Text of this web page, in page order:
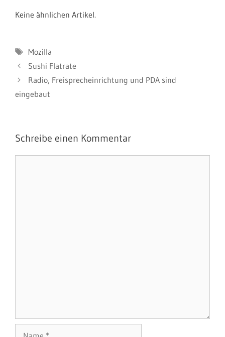
Keine ähnlichen Artikel.
Schlagwörter
Mozilla
Sushi Flatrate
Radio, Freisprecheinrichtung und PDA sind
eingebaut
Schreibe einen Kommentar